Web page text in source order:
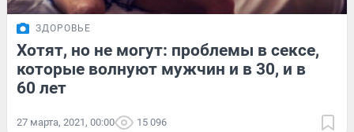
ЗДОРОВЬЕ
Хотят, но не могут: проблемы в сексе,
которые волнуют мужчин и в 30, и в
60 лет
27 марта, 2021, 00:00 15 096